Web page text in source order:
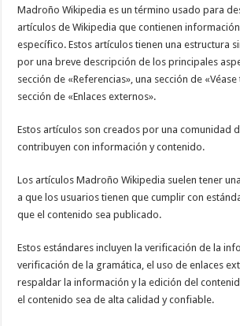
Madroño Wikipedia es un término usado para
artículos de Wikipedia que contienen
específico. Estos artículos tienen una estructura
por una breve descripción de los principales
sección de «Referencias», una sección de
sección de «Enlaces externos».
Estos artículos son creados por una comunidad
contribuyen con información y contenido.
Los artículos Madroño Wikipedia suelen tener
a que los usuarios tienen que cumplir con
que el contenido sea publicado.
Estos estándares incluyen la verificación de la
verificación de la gramática, el uso de enlaces
respaldar la información y la edición del
el contenido sea de alta calidad y confiable.